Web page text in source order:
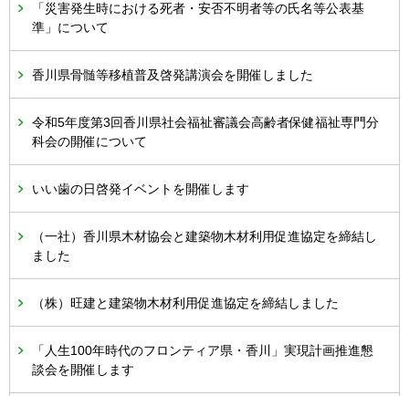
「災害発生時における死者・安否不明者等の氏名等公表基
準」について
香川県骨髄等移植普及啓発講演会を開催しました
令和5年度第3回香川県社会福祉審議会高齢者保健福祉専門分
科会の開催について
いい歯の日啓発イベントを開催します
（一社）香川県木材協会と建築物木材利用促進協定を締結し
ました
（株）旺建と建築物木材利用促進協定を締結しました
「人生100年時代のフロンティア県・香川」実現計画推進懇
談会を開催します